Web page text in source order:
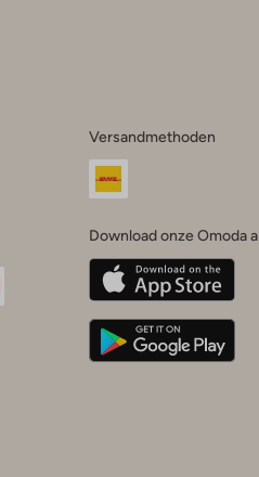
Versandmethoden
Download onze Omoda